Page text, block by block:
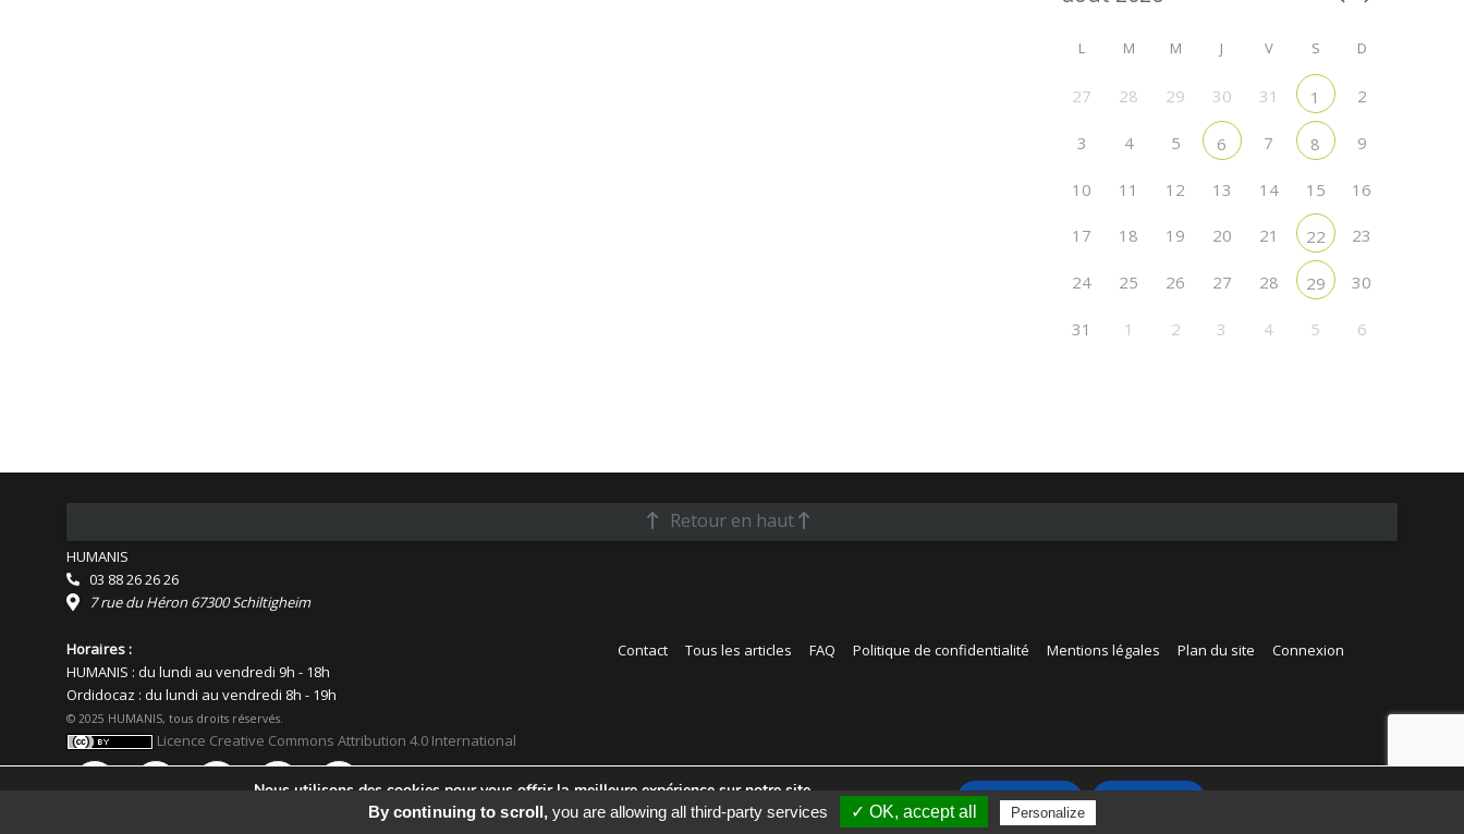
L M M J V S D
27 28 29 30 31 1 2
3 4 5 6 7 8 9
10 11 12 13 14 15 16
17 18 19 20 21 22 23
24 25 26 27 28 29 30
31 1 2 3 4 5 6
Retour en haut
Linkedin
Contact Tous les articles FAQ Politique de confidentialité Mentions légales Plan du site Connexion
HUMANIS
03 88 26 26 26
7 rue du Héron 67300 Schiltigheim
Horaires :
HUMANIS : du lundi au vendredi 9h - 18h
Ordidocaz : du lundi au vendredi 8h - 19h
© 2025 HUMANIS, tous droits réservés.
Licence Creative Commons Attribution 4.0 International
Nous utilisons des cookies pour vous offrir la meilleure expérience sur notre site.
Vous pouvez en savoir plus sur les cookies que nous utilisons ou les désactiver dans
réglages. Accepter
By continuing to scroll, you are allowing all third-party services ✓ OK, accept all Personalize